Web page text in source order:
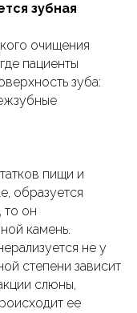
зубная
очищения
пациенты
зуба:
пищи и
образуется
то он
камень.
не у
степени зависит
слюны,
ее